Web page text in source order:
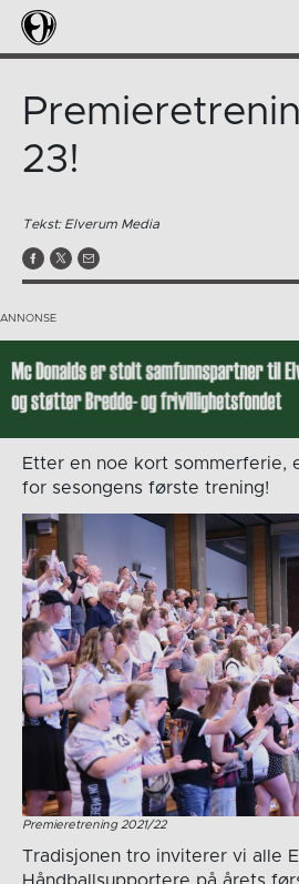
23!
Tekst: Elverum Media
Etter en noe kort sommerferie,
for sesongens første trening!
Premieretrening 2021/22
Tradisjonen tro inviterer vi alle
Håndballsupportere på årets